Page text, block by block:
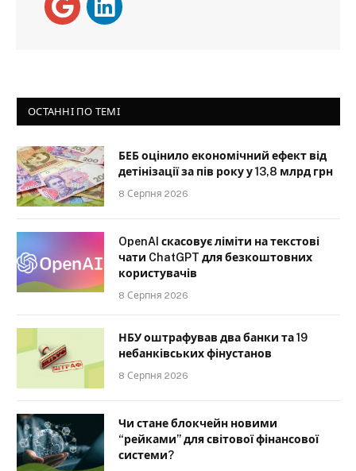
ОСТАННІ ПО ТЕМІ
БЕБ оцінило економічний ефект від
детінізації за пів року у 13,8 млрд грн
8 Серпня 2026
OpenAI скасовує ліміти на текстові
чати ChatGPT для безкоштовних
користувачів
8 Серпня 2026
НБУ оштрафував два банки та 19
небанківських фінустанов
8 Серпня 2026
Чи стане блокчейн новими
“рейками” для світової фінансової
системи?